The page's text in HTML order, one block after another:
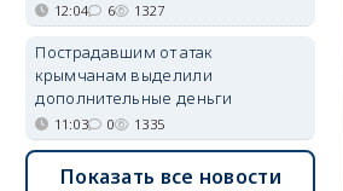
12:04 6 1327
Пострадавшим от атак
крымчанам выделили
дополнительные деньги
11:03 0 1335
Показать все новости